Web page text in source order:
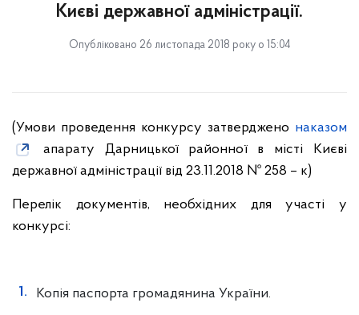
Києві державної адміністрації.
Опубліковано 26 листопада 2018 року о 15:04
(Умови проведення конкурсу затверджено наказом
апарату Дарницької районної в місті Києві
державної адміністрації від 23.11.2018 № 258 – к)
Перелік документів, необхідних для участі у
конкурсі:
Копія паспорта громадянина України.